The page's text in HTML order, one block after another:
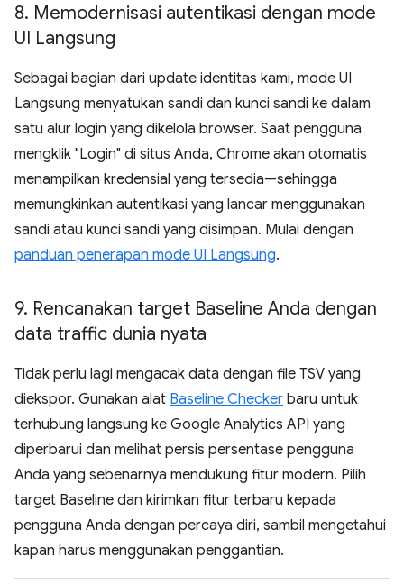
8. Memodernisasi autentikasi dengan mode
UI Langsung
Sebagai bagian dari update identitas kami, mode UI
Langsung menyatukan sandi dan kunci sandi ke dalam
satu alur login yang dikelola browser. Saat pengguna
mengklik "Login" di situs Anda, Chrome akan otomatis
menampilkan kredensial yang tersedia—sehingga
memungkinkan autentikasi yang lancar menggunakan
sandi atau kunci sandi yang disimpan. Mulai dengan
panduan penerapan mode UI Langsung.
9. Rencanakan target Baseline Anda dengan
data traffic dunia nyata
Tidak perlu lagi mengacak data dengan file TSV yang
diekspor. Gunakan alat Baseline Checker baru untuk
terhubung langsung ke Google Analytics API yang
diperbarui dan melihat persis persentase pengguna
Anda yang sebenarnya mendukung fitur modern. Pilih
target Baseline dan kirimkan fitur terbaru kepada
pengguna Anda dengan percaya diri, sambil mengetahui
kapan harus menggunakan penggantian.